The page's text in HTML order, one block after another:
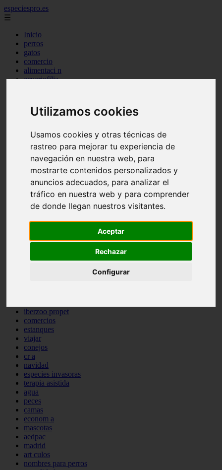
Utilizamos cookies
Usamos cookies y otras técnicas de
rastreo para mejorar tu experiencia de
navegación en nuestra web, para
mostrarte contenidos personalizados y
anuncios adecuados, para analizar el
tráfico en nuestra web y para comprender
de donde llegan nuestros visitantes.
Aceptar
Rechazar
Configurar
especiespro.es
☰
Inicio
perros
gatos
comercio
alimentaci n
acuariofilia
tenencia responsable
ventas
aves
bienestar
peque os mam feros
verano
legislaci n
peluquer a
accesorios
peluquer a canina
consejos
protagonistas
abandono
iberzoo propet
comercios
estanques
viajar
conejos
cr a
navidad
especies invasoras
terapia asistida
agua
peces
camas
econom a
mascotas
aedpac
madrid
art culos
nombres para perros